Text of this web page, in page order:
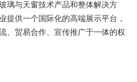
璃与天窗技术产品和整体解决方
提供一个国际化的高端展示平台，
、贸易合作、宣传推广于一体的权